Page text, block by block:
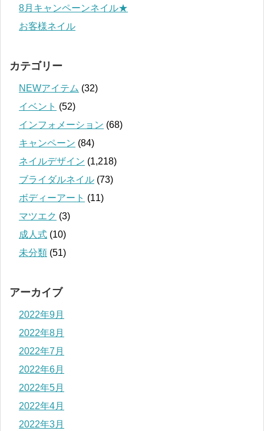
8月キャンペーンネイル★
お客様ネイル
カテゴリー
NEWアイテム (32)
イベント (52)
インフォメーション (68)
キャンペーン (84)
ネイルデザイン (1,218)
ブライダルネイル (73)
ボディーアート (11)
マツエク (3)
成人式 (10)
未分類 (51)
アーカイブ
2022年9月
2022年8月
2022年7月
2022年6月
2022年5月
2022年4月
2022年3月